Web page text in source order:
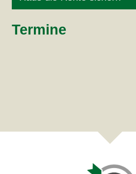
Termine